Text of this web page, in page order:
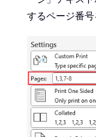
するページ番号